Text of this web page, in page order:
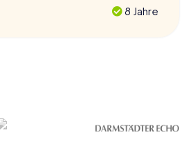
8 Jahre